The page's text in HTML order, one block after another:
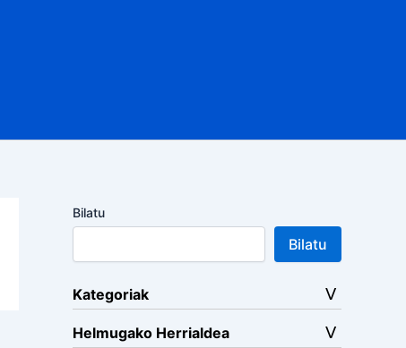
Bilatu
Bilatu
Kategoriak
Helmugako Herrialdea